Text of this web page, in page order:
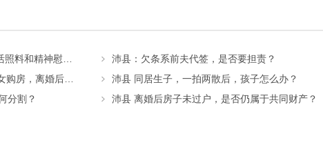
沛县：欠条系前夫代签，是否要担责？
沛县 同居生子，一拍两散后，孩子怎么办？
分割？
沛县 离婚后房子未过户，是否仍属于共同财产？